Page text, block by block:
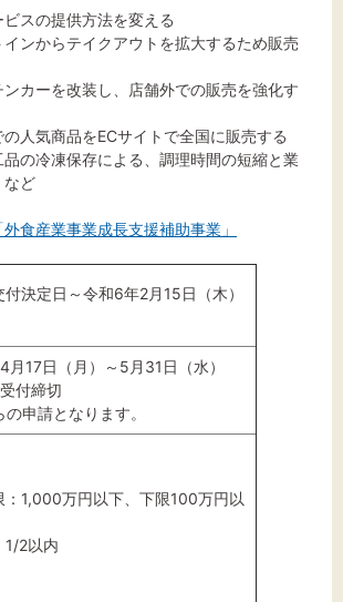
ビスの提供方法を変える
からテイクアウトを拡大するため販売
改装し、店舗外での販売を強化す
品をECサイトで全国に販売する
保存による、調理時間の短縮と業
ど
外食産業事業成長支援補助事業」
決定日～令和6年2月15日（木）
月17日（月）～5月31日（水）
付締切
申請となります。
：1,000万円以下、下限100万円以
1/2以内